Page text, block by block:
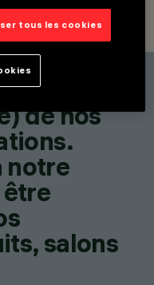
NOUS
de nos
notre
salons
tous les cookies